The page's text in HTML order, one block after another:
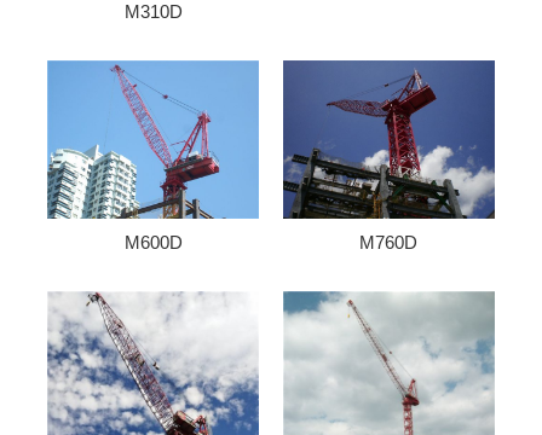
M310D
M600D M760D